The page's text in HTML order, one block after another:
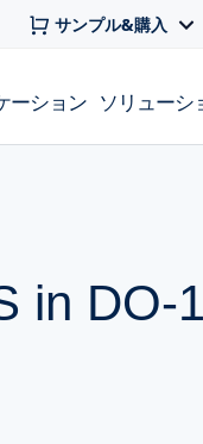
サンプル&購入
ーション ソリューシ
in DO-